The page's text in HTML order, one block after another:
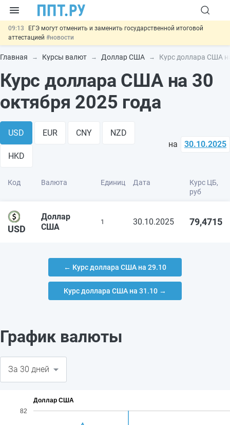
09:13
ЕГЭ могут отменить и заменить государственной итоговой
аттестацией #новости
00:01
7 августа: важные документы, вступающие в силу сегодня
#новости
электроники в госзакупках
06.08
Подписан указ об отмене спецрежима для вкладов физлиц из
недружественных стран
06.08
Важно
Обеспечительный платёж СПОТ могут заменить
банковской гарантией
Главная Курсы валют Доллар США Курс доллара США
Курс доллара США на 30
октября 2025 года
USD EUR CNY NZD
HKD
на 30.10.2025
Код Валюта Единиц Дата
Курс ЦБ,
руб
USD
Доллар
США
1 30.10.2025 79,4715
← Курс доллара США на 29.10
Курс доллара США на 31.10 →
График валюты
Доллар США
82